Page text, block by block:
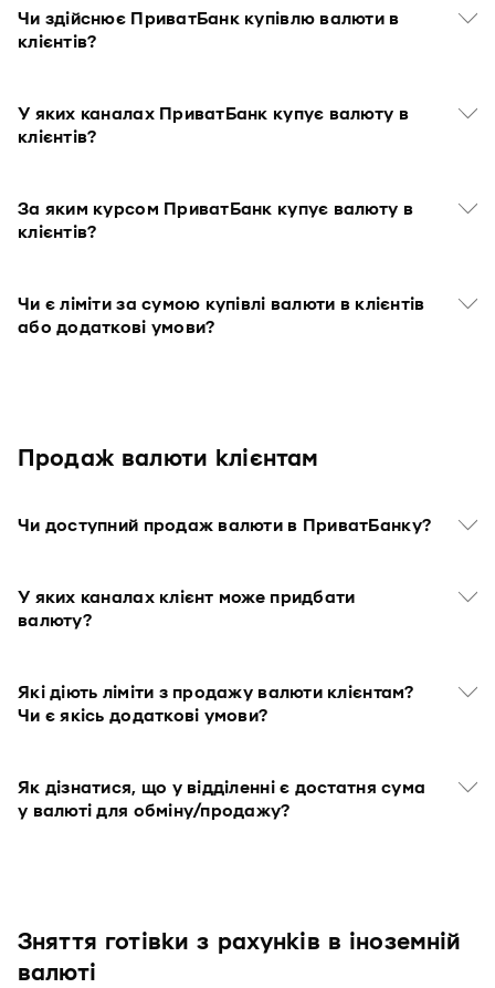
Чи здійснює ПриватБанк купівлю валюти в
клієнтів?
У яких каналах ПриватБанк купує валюту в
клієнтів?
За яким курсом ПриватБанк купує валюту в
клієнтів?
Чи є ліміти за сумою купівлі валюти в клієнтів
або додаткові умови?
Продаж валюти клієнтам
Чи доступний продаж валюти в ПриватБанку?
У яких каналах клієнт може придбати
валюту?
Які діють ліміти з продажу валюти клієнтам?
Чи є якісь додаткові умови?
Як дізнатися, що у відділенні є достатня сума
у валюті для обміну/продажу?
Зняття готівки з рахунків в іноземній
валюті